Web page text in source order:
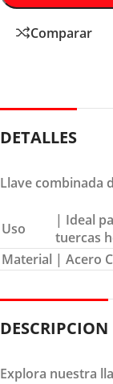
Comparar
DETALLES
Llave combinada
Uso
| Ideal
tuercas
Material | Acero
DESCRIPCION
Explora nuestra